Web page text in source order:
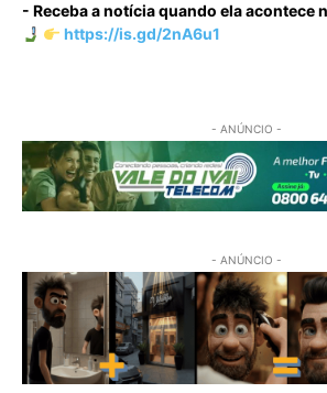
- Receba a notícia quando ela acontece
https://is.gd/2nA6u1
- ANÚNCIO -
- ANÚNCIO -